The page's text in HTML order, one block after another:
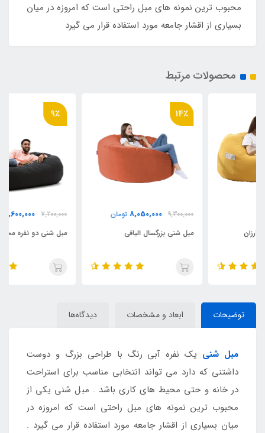
محبوب ترین نمونه های مبل راحتی است که امروزه در میان
بسیاری از اقشار جامعه مورد استفاده قرار می گیرد
محصولات مرتبط
8,050,000 تومان
مبل شنی بزرگسال الیافی
7,200,000
6,600,000 تومان
مبل شنی دو نفره مخمل
توضیحات ابعاد و مشخصات دیدگاه‌ها
مبل شنی یک نفره آبی رنگ با طراحی بزرگ و دوست
داشتنی که دارد می تواند انتخابی مناسب برای استراحت
در خانه و حتی محیط های کاری باشد . مبل شنی یکی از
محبوب ترین نمونه های مبل راحتی است که امروزه در
میان بسیاری از اقشار جامعه مورد استفاده قرار می گیرد .